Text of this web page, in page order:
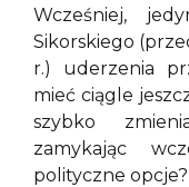
Wcześniej,
Sikorskiego
r.) uderzenia
mieć ciągle
szybko
zamykając
polityczne opcje?